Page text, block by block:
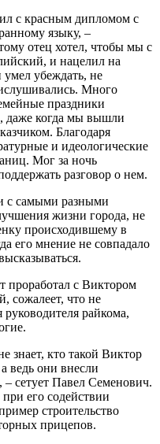
с красным дипломом с
языку, –
отец хотел, чтобы мы с
и нацелил на
умел убеждать, не
Много
праздники
даже когда мы вышли
Благодаря
и идеологические
Мог за ночь
разговор о нем.
с самыми разными
жизни города, не
происходившему в
его мнение не совпадало
проработал с Виктором
сожалеет, что не
райкома,
знает, кто такой Виктор
ведь они внесли
сетует Павел Семенович.
его содействии
строительство
прицепов.